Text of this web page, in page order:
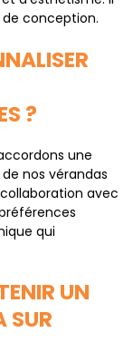
conception.
?
une
nos vérandas
avec
qui
UN
SUR